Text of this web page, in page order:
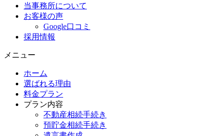
当事務所について
お客様の声
Google口コミ
採用情報
メニュー
ホーム
選ばれる理由
料金プラン
プラン内容
不動産相続手続き
預貯金相続手続き